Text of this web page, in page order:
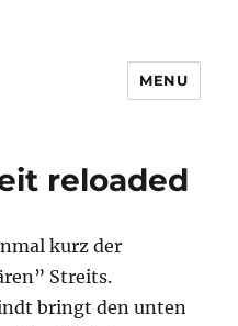
MENU
reloaded
kurz der
Streits.
bringt den unten